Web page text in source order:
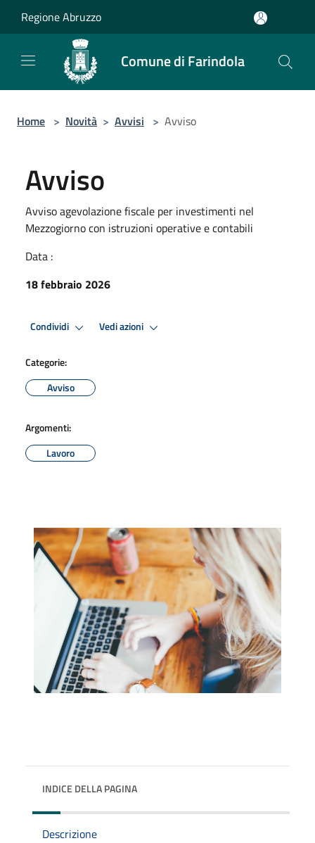
Regione Abruzzo
Comune di Farindola
Home > Novità > Avvisi > Avviso
Avviso
Avviso agevolazione fiscale per investimenti nel
Mezzogiorno con istruzioni operative e contabili
Data :
18 febbraio 2026
Condividi Vedi azioni
Categorie:
Avviso
Argomenti:
Lavoro
INDICE DELLA PAGINA
Descrizione